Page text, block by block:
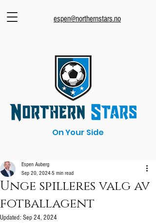
espen@northernstars.no
On Your Side
Unge spilleres valg av
fotballagent
Espen Auberg
Sep 20, 2024 5 min read
Updated: Sep 24, 2024